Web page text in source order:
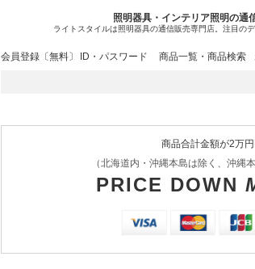
照明器具・インテリア照明の通
ライトスタイルは照明器具の通信販売専門店。注目の
会員登録〔無料〕 ID・パスワード 商品一覧・商品検索
商品合計金額が2万
（北海道内・沖縄本島は除く、沖縄
PRICE DOWN